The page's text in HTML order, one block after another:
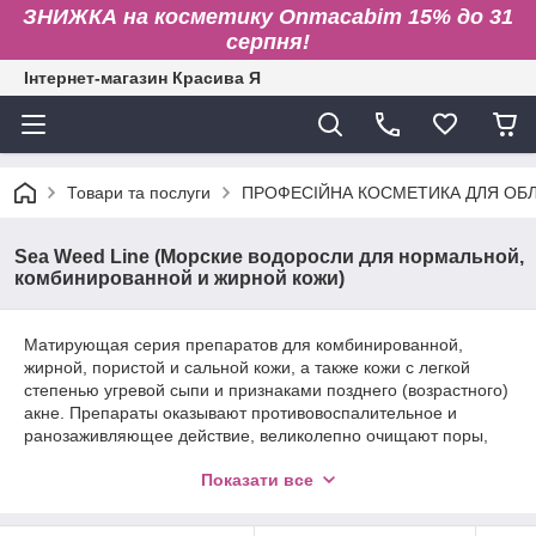
ЗНИЖКА на косметику Onmacabim 15% до 31
серпня!
Інтернет-магазин Красива Я
Товари та послуги ПРОФЕСІЙНА КОСМЕТИКА ДЛЯ
Sea Weed Line (Морские водоросли для нормальной,
комбинированной и жирной кожи)
Матирующая серия препаратов для комбинированной,
жирной, пористой и сальной кожи, а также кожи с легкой
степенью угревой сыпи и признаками позднего (возрастного)
акне. Препараты оказывают противовоспалительное и
ранозаживляющее действие, великолепно очищают поры,
шероховатость и жирный блеск, нормализуют работу
бархатистой. Активні компоненти серії: Екстракт водоростей
Показати все